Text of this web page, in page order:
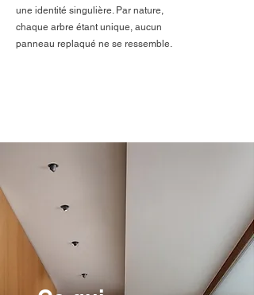
une identité singulière. Par nature,
chaque arbre étant unique, aucun
panneau replaqué ne se ressemble.